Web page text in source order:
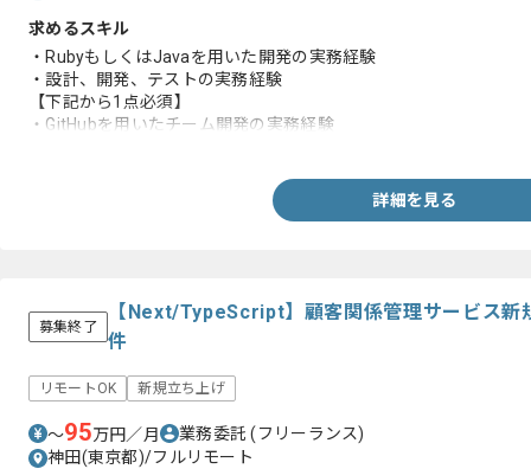
求めるスキル
・RubyもしくはJavaを用いた開発の実務経験
・設計、開発、テストの実務経験
【下記から1点必須】
・GitHubを用いたチーム開発の実務経験
詳細を見る
募集終了
【Next/TypeScript】顧客関係管理サービス新
件
リモートOK 新規立ち上げ
〜95万円／月 業務委託(フリーランス)
神田(東京都)/フルリモート